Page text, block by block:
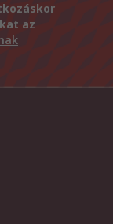
az